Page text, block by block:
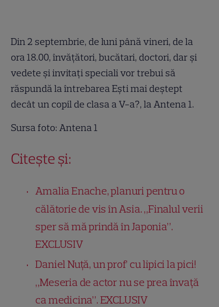
Din 2 septembrie, de luni până vineri, de la
ora 18.00, învățători, bucătari, doctori, dar și
vedete și invitați speciali vor trebui să
răspundă la întrebarea Ești mai deștept
decât un copil de clasa a V-a?, la Antena 1.
Sursa foto: Antena 1
Citește și:
Amalia Enache, planuri pentru o
călătorie de vis în Asia. „Finalul verii
sper să mă prindă în Japonia”.
EXCLUSIV
Daniel Nuță, un prof’ cu lipici la pici!
„Meseria de actor nu se prea învață
ca medicina”. EXCLUSIV